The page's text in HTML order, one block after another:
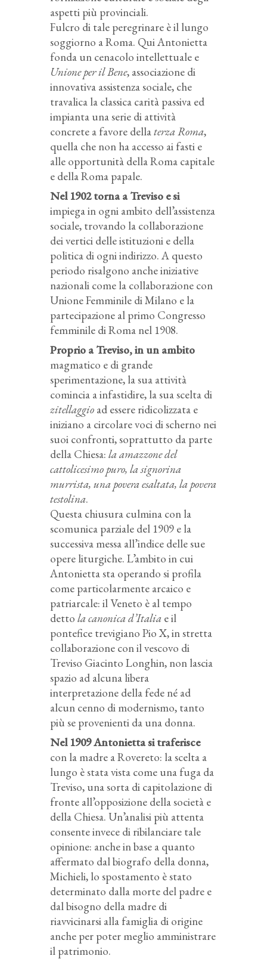
aspetti più provinciali.
Fulcro di tale peregrinare è il lungo
soggiorno a Roma. Qui Antonietta
fonda un cenacolo intellettuale e
Unione per il Bene, associazione di
innovativa assistenza sociale, che
travalica la classica carità passiva ed
impianta una serie di attività
concrete a favore dellaterza Roma,
quella che non ha accesso ai fasti e
alle opportunità della Roma capitale
e della Roma papale.
Nel 1902 torna a Treviso e si
impiega in ogni ambito dell’assistenza
sociale, trovando la collaborazione
dei vertici delle istituzioni e della
politica di ogni indirizzo. A questo
periodo risalgono anche iniziative
nazionali come la collaborazione con
Unione Femminile di Milano e la
partecipazione al primo Congresso
femminile di Roma nel 1908.
Proprio a Treviso, in un ambito
magmatico e di grande
sperimentazione, la sua attività
comincia a infastidire, la sua scelta di
zitellaggio ad essere ridicolizzata e
iniziano a circolare voci di scherno nei
suoi confronti, soprattutto da parte
della Chiesa: la amazzone del
cattolicesimo puro, la signorina
murrista, una povera esaltata, la povera
testolina.
Questa chiusura culmina con la
scomunica parziale del 1909 e la
successiva messa all’indice delle sue
opere liturgiche. L’ambito in cui
Antonietta sta operando si profila
come particolarmente arcaico e
patriarcale: il Veneto è al tempo
detto la canonica d’Italia e il
pontefice trevigiano Pio X, in stretta
collaborazione con il vescovo di
Treviso Giacinto Longhin, non lascia
spazio ad alcuna libera
interpretazione della fede né ad
alcun cenno di modernismo, tanto
più se provenienti da una donna.
Nel 1909 Antonietta si traferisce
con la madre a Rovereto: la scelta a
lungo è stata vista come una fuga da
Treviso, una sorta di capitolazione di
fronte all’opposizione della società e
della Chiesa. Un’analisi più attenta
consente invece di ribilanciare tale
opinione: anche in base a quanto
affermato dal biografo della donna,
Michieli, lo spostamento è stato
determinato dalla morte del padre e
dal bisogno della madre di
riavvicinarsi alla famiglia di origine
anche per poter meglio amministrare
il patrimonio.